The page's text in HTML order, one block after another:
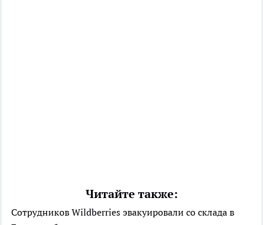
Читайте также:
Сотрудников Wildberries эвакуировали со склада в